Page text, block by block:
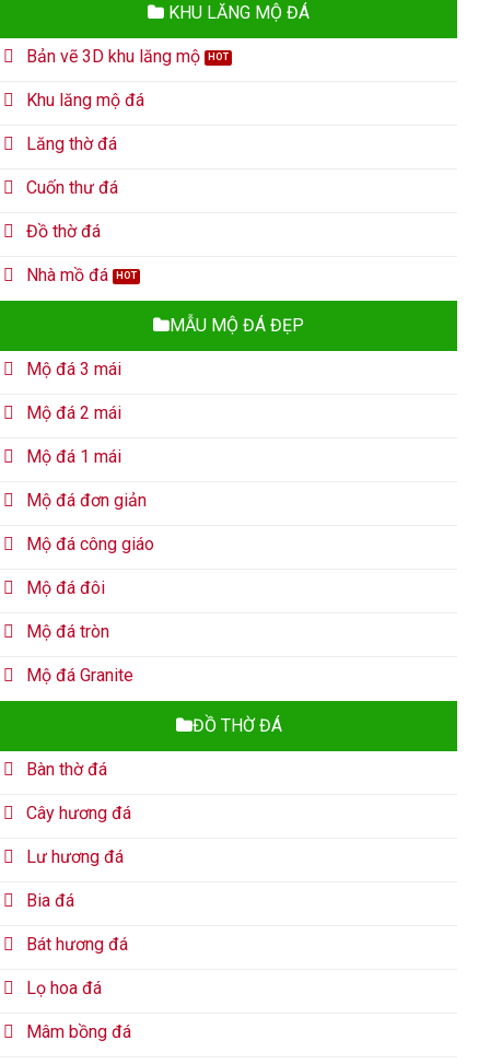
KHU LĂNG MỘ ĐÁ
Bản vẽ 3D khu lăng mộ
Khu lăng mộ đá
Lăng thờ đá
Cuốn thư đá
Đồ thờ đá
Nhà mồ đá
MẪU MỘ ĐÁ ĐẸP
Mộ đá 3 mái
Mộ đá 2 mái
Mộ đá 1 mái
Mộ đá đơn giản
Mộ đá công giáo
Mộ đá đôi
Mộ đá tròn
Mộ đá Granite
ĐỒ THỜ ĐÁ
Bàn thờ đá
Cây hương đá
Lư hương đá
Bia đá
Bát hương đá
Lọ hoa đá
Mâm bồng đá